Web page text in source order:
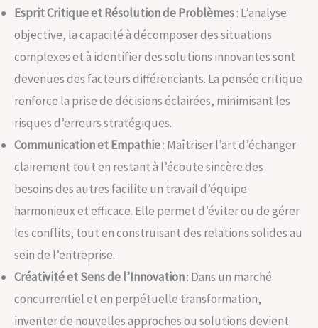
Esprit Critique et Résolution de Problèmes: L’analyse
objective, la capacité à décomposer des situations
complexes et à identifier des solutions innovantes sont
devenues des facteurs différenciants. La pensée critique
renforce la prise de décisions éclairées, minimisant les
risques d’erreurs stratégiques.
Communication et Empathie: Maîtriser l’art d’échanger
clairement tout en restant à l’écoute sincère des
besoins des autres facilite un travail d’équipe
harmonieux et efficace. Elle permet d’éviter ou de gérer
les conflits, tout en construisant des relations solides au
sein de l’entreprise.
Créativité et Sens de l’Innovation: Dans un marché
concurrentiel et en perpétuelle transformation,
inventer de nouvelles approches ou solutions devient